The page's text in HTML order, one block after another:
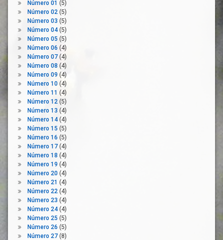
Inactiva
Política
Económica
Prestación
Sanitaria
Profesionales
De La Salud
Redistribución
Remuneración
Renta
Riqueza
Salario
Sector
Limpieza
Sectores
Económicos
Servicios
Sistema
Nacional
De Salud
Teletrabajo
Lavado
De
Manos
Limpieza
Mascarilla
Medio
Domestico
Morbilidad
Mortalidad
Movilidad
Mutua
Normativa
Pandemia
Personas
Práctica
Médica
Praxis
Profesional
Prevención
Recinto
Número 01 (5)
Número 02(5)
Número 03 (5)
Número 04(5)
Número 05 (5)
Número 06 (4)
Número 07(4)
Número 08 (4)
Número 09 (4)
Número 10(4)
Número 11 (4)
Número 12(5)
Número 13 (4)
Número 14(4)
Número 15 (5)
Número 16 (5)
Número 17(4)
Número 18 (4)
Número 19 (4)
Número 20(4)
Número 21 (4)
Número 22(4)
Número 23 (4)
Número 24(4)
Número 25 (5)
Número 26 (5)
Número 27(8)